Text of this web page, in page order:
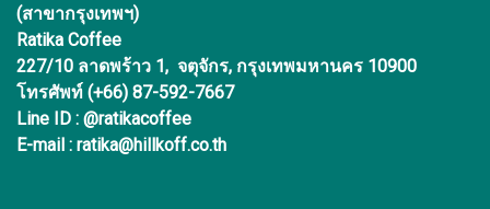
(สาขากรุงเทพฯ)
Ratika Coffee
227/10 ลาดพร้าว 1, จตุจักร, กรุงเทพมหานคร 10900
โทรศัพท์ (+66) 87-592-7667
Line ID : @ratikacoffee
E-mail : ratika@hillkoff.co.th